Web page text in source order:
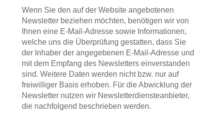
Wenn Sie den auf der Website angebotenen
Newsletter beziehen möchten, benötigen wir von
Ihnen eine E-Mail-Adresse sowie Informationen,
welche uns die Überprüfung gestatten, dass Sie
der Inhaber der angegebenen E-Mail-Adresse und
mit dem Empfang des Newsletters einverstanden
sind. Weitere Daten werden nicht bzw. nur auf
freiwilliger Basis erhoben. Für die Abwicklung der
Newsletter nutzen wir Newsletterdiensteanbieter,
die nachfolgend beschrieben werden.